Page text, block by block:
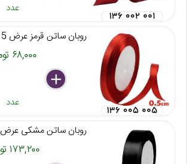
عدد
۱۳۶ ۰۰۲ ۰۰۱
روبان ساتن قرمز عرض 5 میلیمتر
۶۸,۰۰۰ تومان
delete
remove
add
عدد
۱۳۶ ۰۰۵ ۰۰۵
روبان ساتن مشکی عرض 2.5 سانت
۱۷۳,۲۰۰ تومان